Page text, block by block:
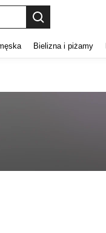
Bielizna i piżamy